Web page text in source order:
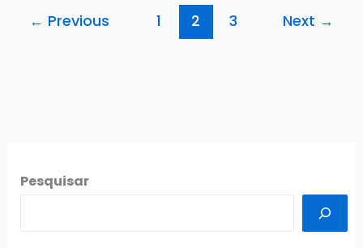
precisa
← Previous 1 2 3 Next →
Pesquisar